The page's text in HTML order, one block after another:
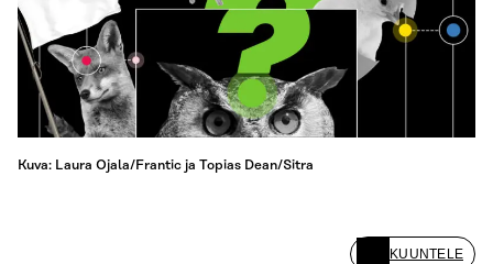
Kuva: Laura Ojala/Frantic ja Topias Dean/Sitra
KUUNTELE